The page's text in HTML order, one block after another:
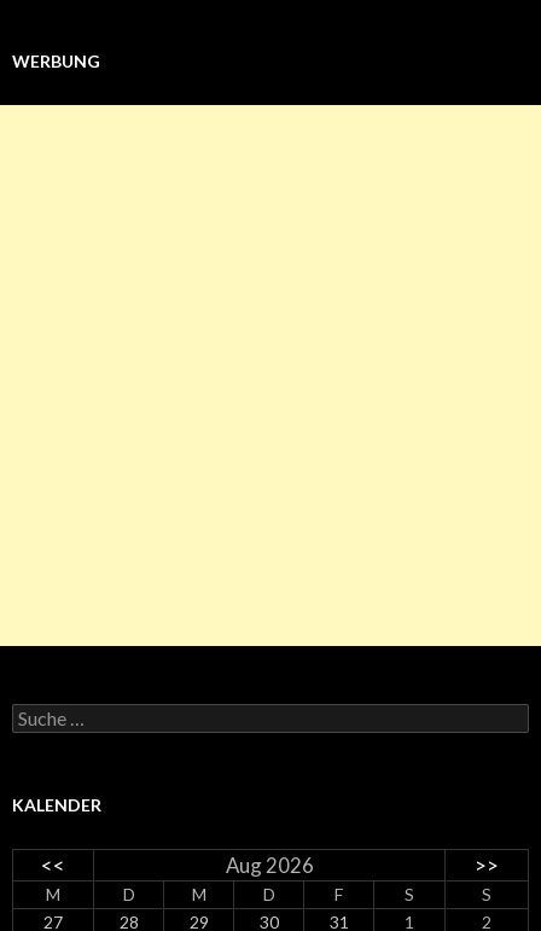
WERBUNG
Suche nach:
KALENDER
<< Aug 2026 >>
M D M D F S
S
27
28 29 30 31 1 2